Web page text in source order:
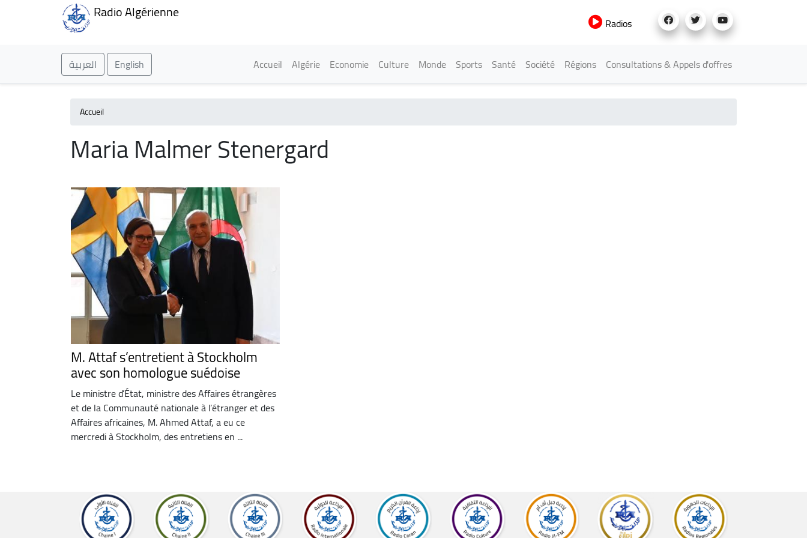
Radio Algérienne
Radios
العربية English Main navigation
Accueil Algérie Economie Culture Monde Sports Santé Société Régions Consultations & Appels d'offres
Accueil
Maria Malmer Stenergard
M. Attaf s’entretient à Stockholm
avec son homologue suédoise
Le ministre d’État, ministre des Affaires étrangères
et de la Communauté nationale à l’étranger et des
Affaires africaines, M. Ahmed Attaf, a eu ce
mercredi à Stockholm, des entretiens en ...